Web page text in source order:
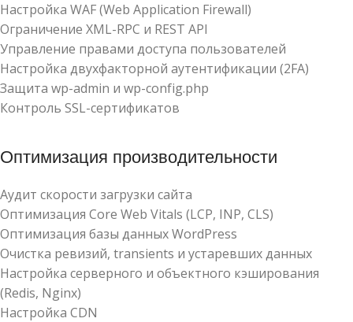
Настройка WAF (Web Application Firewall)
Ограничение XML-RPC и REST API
Управление правами доступа пользователей
Настройка двухфакторной аутентификации (2FA)
Защита wp-admin и wp-config.php
Контроль SSL-сертификатов
Оптимизация производительности
Аудит скорости загрузки сайта
Оптимизация Core Web Vitals (LCP, INP, CLS)
Оптимизация базы данных WordPress
Очистка ревизий, transients и устаревших данных
Настройка серверного и объектного кэширования
(Redis, Nginx)
Настройка CDN